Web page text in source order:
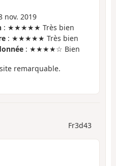
nov. 2019
: ★★★★★ Très bien
: ★★★★★ Très bien
: ★★★★☆ Bien
remarquable.
Fr3d43